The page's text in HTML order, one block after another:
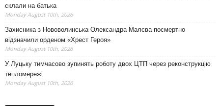
склали на батька
Monday August 10th, 2026
Захисника з Нововолинська Олександра Малєва посмертно
відзначили орденом «Хрест Героя»
Monday August 10th, 2026
У Луцьку тимчасово зупинять роботу двох ЦТП через реконструкцію
тепломережі
Monday August 10th, 2026